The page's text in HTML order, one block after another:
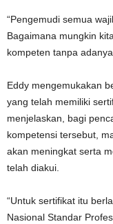
“Pengemudi semua
Bagaimana mungkin
kompeten tanpa
Eddy mengemukakan
yang telah memiliki
menjelaskan, bagi
kompetensi tersebut,
akan meningkat serta
telah diakui.
“Untuk sertifikat itu
Nasional Standar